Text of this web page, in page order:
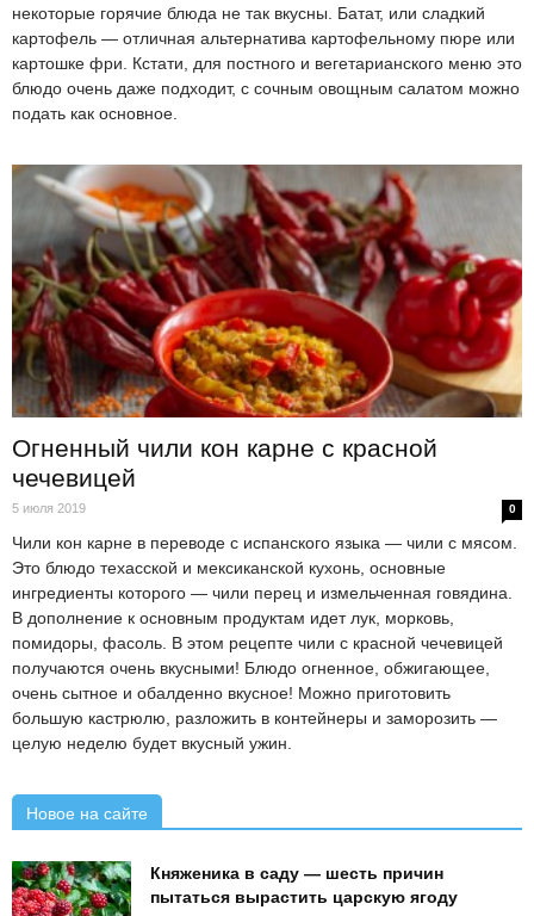
некоторые горячие блюда не так вкусны. Батат, или сладкий
картофель — отличная альтернатива картофельному пюре или
картошке фри. Кстати, для постного и вегетарианского меню это
блюдо очень даже подходит, с сочным овощным салатом можно
подать как основное.
Огненный чили кон карне с красной
чечевицей
5 июля 2019 0
Чили кон карне в переводе с испанского языка — чили с мясом.
Это блюдо техасской и мексиканской кухонь, основные
ингредиенты которого — чили перец и измельченная говядина.
В дополнение к основным продуктам идет лук, морковь,
помидоры, фасоль. В этом рецепте чили с красной чечевицей
получаются очень вкусными! Блюдо огненное, обжигающее,
очень сытное и обалденно вкусное! Можно приготовить
большую кастрюлю, разложить в контейнеры и заморозить —
целую неделю будет вкусный ужин.
Новое на сайте
Княженика в саду — шесть причин
пытаться вырастить царскую ягоду